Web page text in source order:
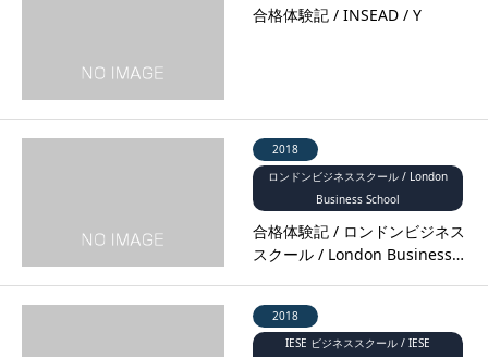
合格体験記 / INSEAD / Y
2018
ロンドンビジネススクール / London
Business School
合格体験記 / ロンドンビジネス
スクール / London Business…
2018
IESE ビジネススクール / IESE